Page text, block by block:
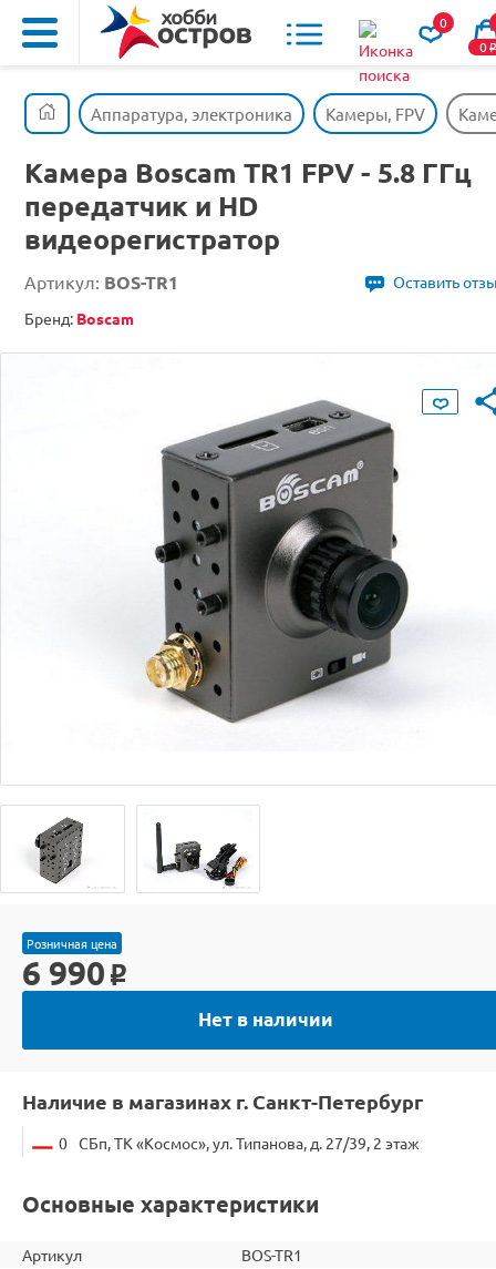
0
0o
Аппаратура, электроника Камеры, FPV
Камера Boscam TR1 FPV - 5.8 ГГц
передатчик и HD
видеорегистратор
Артикул: BOS-TR1
Оставить
Бренд: Boscam
Розничная цена
6 990 o
Нет в наличии
Наличие в магазинах г. Санкт-Петербург
0 СБп, ТК «Космос», ул. Типанова, д. 27/39, 2 этаж
Основные характеристики
Артикул
BOS-TR1